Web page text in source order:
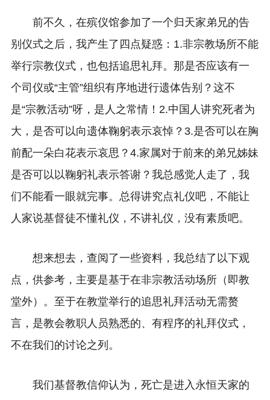
前不久，在殡仪馆参加了一个归天家弟兄的告
别仪式之后，我产生了四点疑惑：1.非宗教场所不能
举行宗教仪式，也包括追思礼拜。那是否应该有一
个司仪或“主管”组织有序地进行遗体告别？这不
是“宗教活动”呀，是人之常情！2.中国人讲究死者为
大，是否可以向遗体鞠躬表示哀悼？3.是否可以在胸
前配一朵白花表示哀思？4.家属对于前来的弟兄姊妹
是否可以以鞠躬礼表示答谢？我总感觉人走了，我
们不能看一眼就完事。总得讲究点礼仪吧，不能让
人家说基督徒不懂礼仪，不讲礼仪，没有素质吧。
想来想去，查阅了一些资料，我总结了以下观
点，供参考，主要是基于在非宗教活动场所（即教
堂外）。至于在教堂举行的追思礼拜活动无需赘
言，是教会教职人员熟悉的、有程序的礼拜仪式，
不在我们的讨论之列。
我们基督教信仰认为，死亡是进入永恒天家的